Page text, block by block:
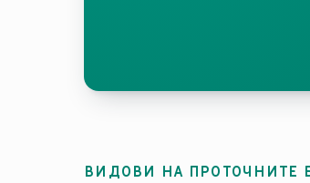
ВИДОВИ НА ПРОТОЧНИТЕ